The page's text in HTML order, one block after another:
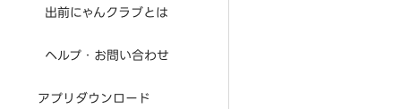
出前にゃんクラブとは
ヘルプ・お問い合わせ
アプリダウンロード